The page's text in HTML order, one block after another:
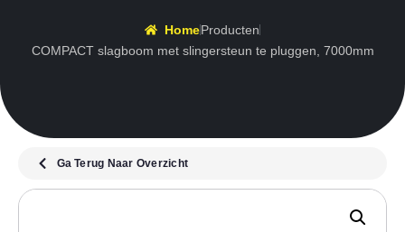
HomeProducten
COMPACT slagboom met slingersteun te pluggen, 7000mm
Ga Terug Naar Overzicht